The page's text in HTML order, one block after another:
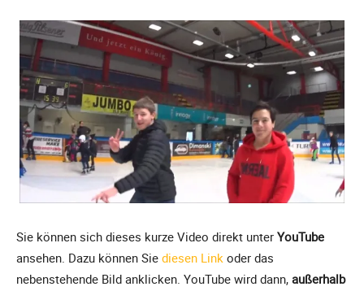
Sie können sich dieses kurze Video direkt unter YouTube
ansehen. Dazu können Sie diesen Link oder das
nebenstehende Bild anklicken. YouTube wird dann, außerhalb